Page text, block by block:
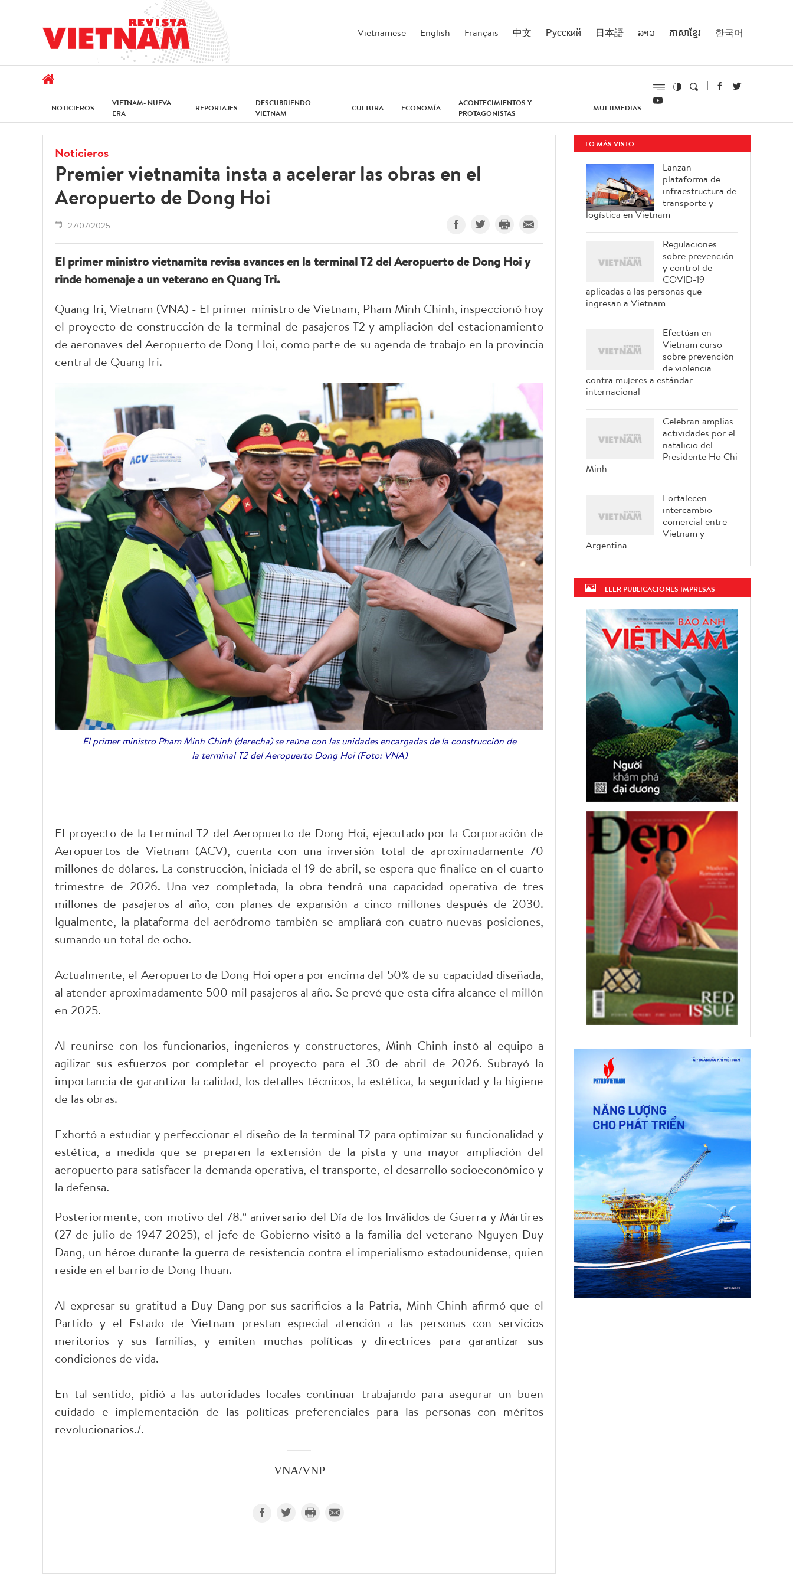
Vietnamese English Français 中文 Русский 日本語 ລາວ ភាសាខ្មែរ 한국어
NOTICIEROS
VIETNAM- NUEVA
ERA
REPORTAJES
DESCUBRIENDO
VIETNAM
CULTURA ECONOMÍA
ACONTECIMIENTOS Y
PROTAGONISTAS
MULTIMEDIAS
Noticieros
Premier vietnamita insta a acelerar las obras en el
Aeropuerto de Dong Hoi
27/07/2025
El primer ministro vietnamita revisa avances en la terminal T2 del Aeropuerto de Dong Hoi y
rinde homenaje a un veterano en Quang Tri.
Quang Tri, Vietnam (VNA) - El primer ministro de Vietnam, Pham Minh Chinh, inspeccionó hoy
el proyecto de construcción de la terminal de pasajeros T2 y ampliación del estacionamiento
de aeronaves del Aeropuerto de Dong Hoi, como parte de su agenda de trabajo en la provincia
central de Quang Tri.
El primer ministro Pham Minh Chinh (derecha) se reúne con las unidades encargadas de la construcción de
la terminal T2 del Aeropuerto Dong Hoi (Foto: VNA)
El proyecto de la terminal T2 del Aeropuerto de Dong Hoi, ejecutado por la Corporación de
Aeropuertos de Vietnam (ACV), cuenta con una inversión total de aproximadamente 70
millones de dólares. La construcción, iniciada el 19 de abril, se espera que finalice en el cuarto
trimestre de 2026. Una vez completada, la obra tendrá una capacidad operativa de tres
millones de pasajeros al año, con planes de expansión a cinco millones después de 2030.
Igualmente, la plataforma del aeródromo también se ampliará con cuatro nuevas posiciones,
sumando un total de ocho.
Actualmente, el Aeropuerto de Dong Hoi opera por encima del 50% de su capacidad diseñada,
al atender aproximadamente 500 mil pasajeros al año. Se prevé que esta cifra alcance el millón
en 2025.
Al reunirse con los funcionarios, ingenieros y constructores, Minh Chinh instó al equipo a
agilizar sus esfuerzos por completar el proyecto para el 30 de abril de 2026. Subrayó la
importancia de garantizar la calidad, los detalles técnicos, la estética, la seguridad y la higiene
de las obras.
Exhortó a estudiar y perfeccionar el diseño de la terminal T2 para optimizar su funcionalidad y
estética, a medida que se preparen la extensión de la pista y una mayor ampliación del
aeropuerto para satisfacer la demanda operativa, el transporte, el desarrollo socioeconómico y
la defensa.
Posteriormente, con motivo del 78.º aniversario del Día de los Inválidos de Guerra y Mártires
(27 de julio de 1947-2025), el jefe de Gobierno visitó a la familia del veterano Nguyen Duy
Dang, un héroe durante la guerra de resistencia contra el imperialismo estadounidense, quien
reside en el barrio de Dong Thuan.
Al expresar su gratitud a Duy Dang por sus sacrificios a la Patria, Minh Chinh afirmó que el
Partido y el Estado de Vietnam prestan especial atención a las personas con servicios
meritorios y sus familias, y emiten muchas políticas y directrices para garantizar sus
condiciones de vida.
En tal sentido, pidió a las autoridades locales continuar trabajando para asegurar un buen
cuidado e implementación de las políticas preferenciales para las personas con méritos
revolucionarios./.
VNA/VNP
LO MÁS VISTO
Lanzan
plataforma de
infraestructura de
transporte y
logística en Vietnam
Regulaciones
sobre prevención
y control de
COVID-19
aplicadas a las personas que
ingresan a Vietnam
Efectúan en
Vietnam curso
sobre prevención
de violencia
contra mujeres a estándar
internacional
Celebran amplias
actividades por el
natalicio del
Presidente Ho Chi
Minh
Fortalecen
intercambio
comercial entre
Vietnam y
Argentina
LEER PUBLICACIONES IMPRESAS